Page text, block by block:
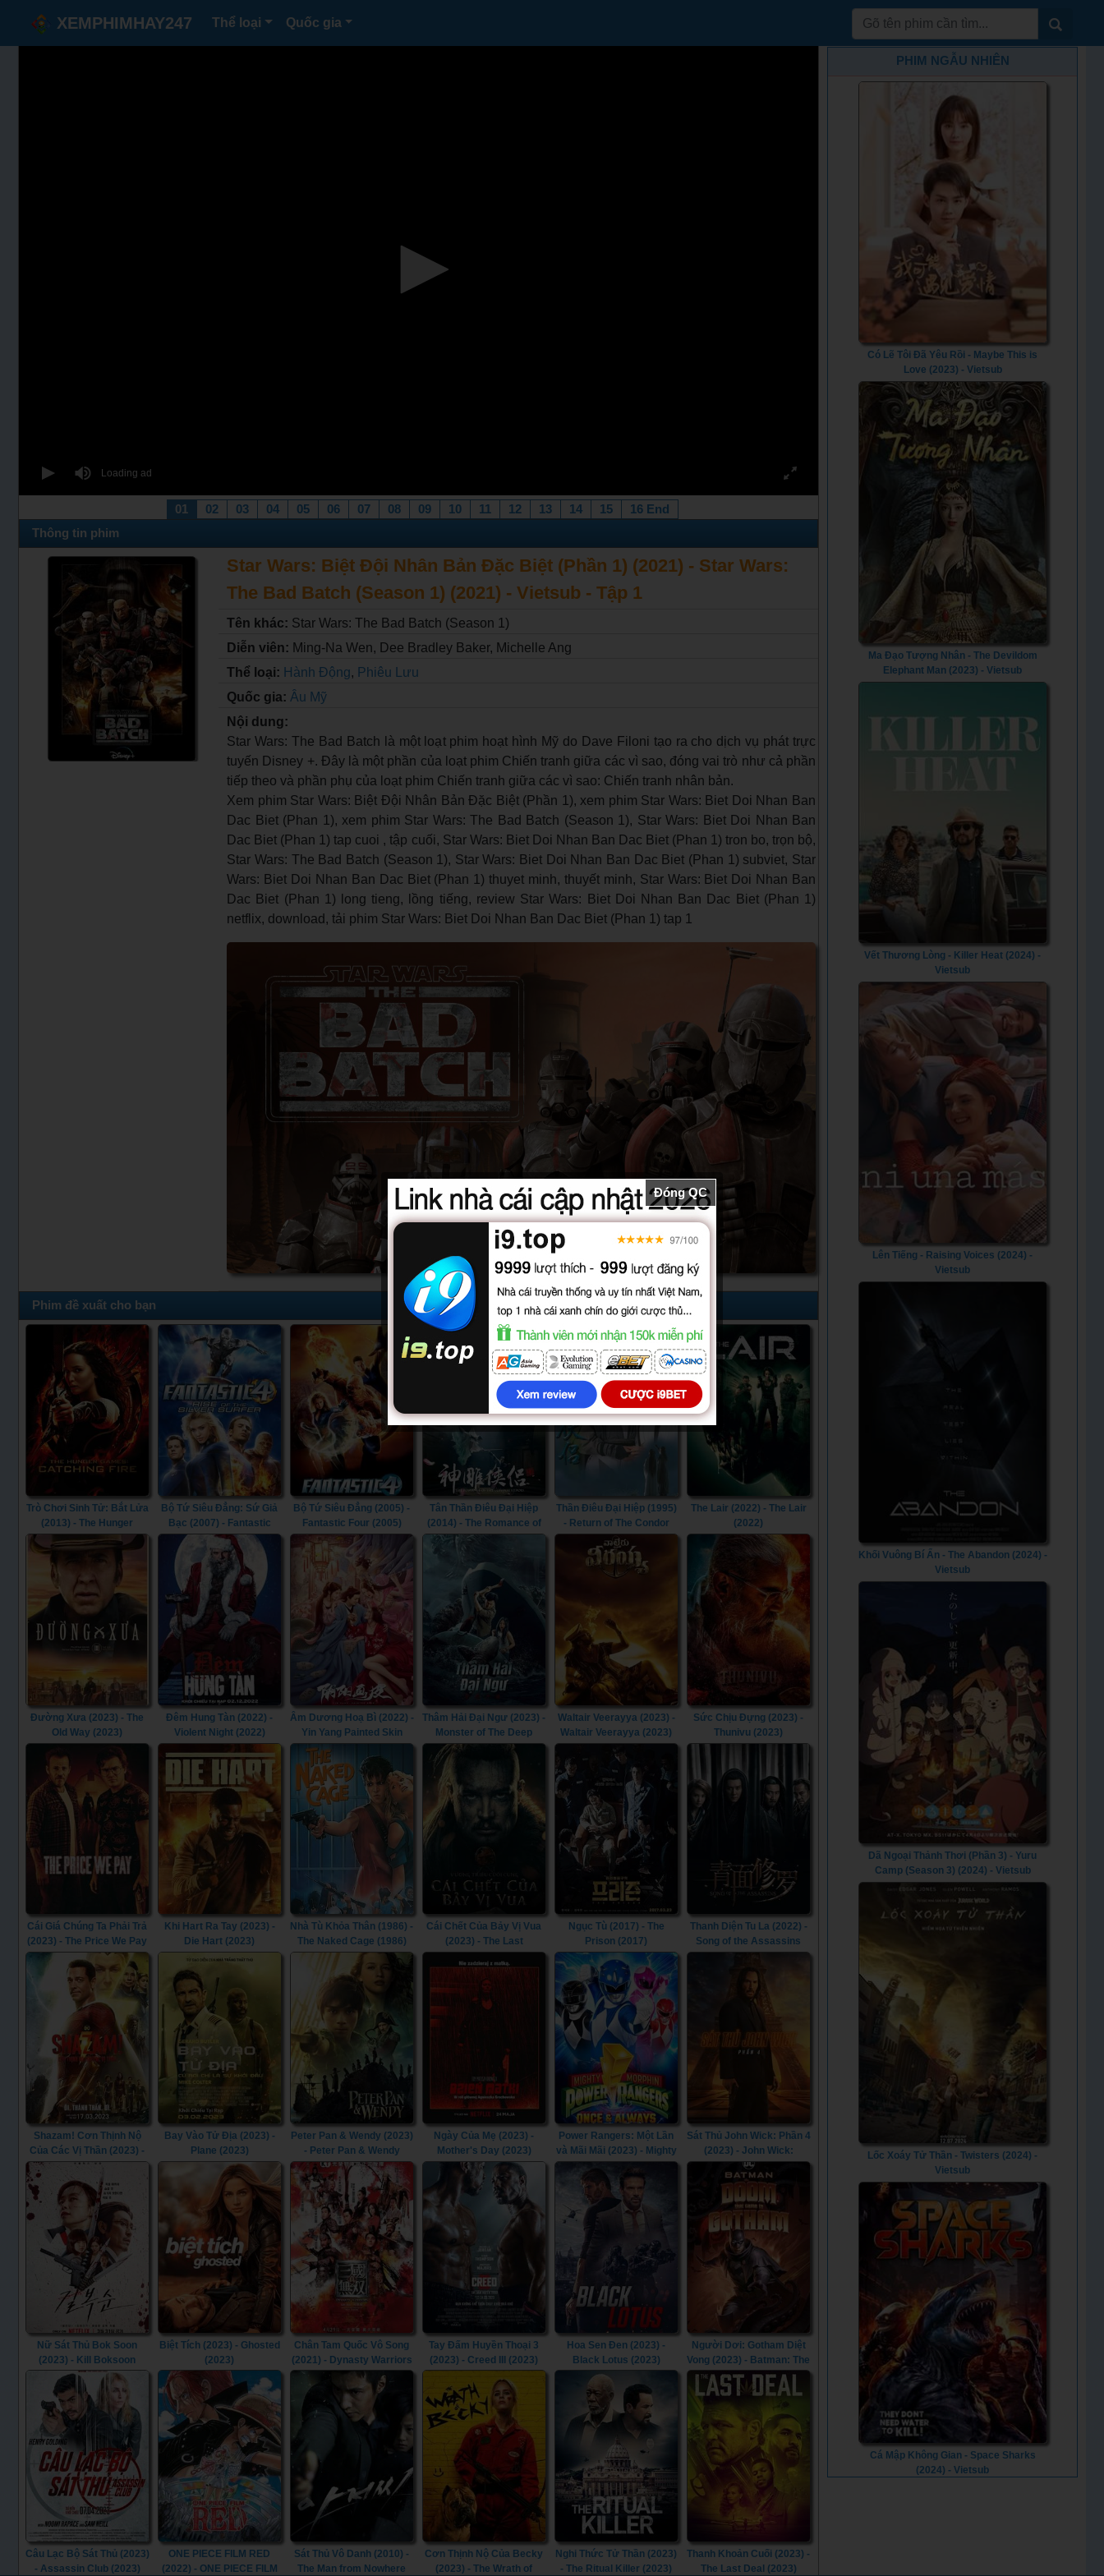
XEMPHIMHAY247 Thể loại Quốc gia
01 02 03 04 05 06 07 08 09 10 11 12 13 14 15
16 End
Thông tin phim
Star Wars: Biệt Đội Nhân Bản Đặc Biệt (Phần 1) (2021) - Star Wars:
The Bad Batch (Season 1) (2021) - Vietsub - Tập 1
Tên khác: Star Wars: The Bad Batch (Season 1)
Diễn viên: Ming-Na Wen, Dee Bradley Baker, Michelle Ang
Thể loại: Hành Động, Phiêu Lưu
Quốc gia: Âu Mỹ
Nội dung:
Star Wars: The Bad Batch là một loạt phim hoạt hình Mỹ do Dave Filoni tạo ra cho dịch vụ phát trực
tuyến Disney +. Đây là một phần của loạt phim Chiến tranh giữa các vì sao, đóng vai trò như cả phần
tiếp theo và phần phụ của loạt phim Chiến tranh giữa các vì sao: Chiến tranh nhân bản.
Xem phim Star Wars: Biệt Đội Nhân Bản Đặc Biệt (Phần 1), xem phim Star Wars: Biet Doi Nhan Ban
Dac Biet (Phan 1), xem phim Star Wars: The Bad Batch (Season 1), Star Wars: Biet Doi Nhan Ban
Dac Biet (Phan 1) tap cuoi , tập cuối, Star Wars: Biet Doi Nhan Ban Dac Biet (Phan 1) tron bo, trọn bộ,
Star Wars: The Bad Batch (Season 1), Star Wars: Biet Doi Nhan Ban Dac Biet (Phan 1) subviet, Star
Wars: Biet Doi Nhan Ban Dac Biet (Phan 1) thuyet minh, thuyết minh, Star Wars: Biet Doi Nhan Ban
Dac Biet (Phan 1) long tieng, lồng tiếng, review Star Wars: Biet Doi Nhan Ban Dac Biet (Phan 1)
netflix, download, tải phim Star Wars: Biet Doi Nhan Ban Dac Biet (Phan 1) tap 1
Phim đề xuất cho bạn
Trò Chơi Sinh Tử: Bắt Lửa
(2013) - The Hunger
Games: Catching Fire
Bộ Tứ Siêu Đẳng: Sứ Giả
Bạc (2007) - Fantastic
Four: Rise of the Silver
Surfer (2007)
Bộ Tứ Siêu Đẳng (2005) -
Fantastic Four (2005)
52/52
Tân Thần Điêu Đại Hiệp
(2014) - The Romance of
the Condor Heroes (2014)
32/32
Thần Điêu Đại Hiệp (1995)
- Return of The Condor
Heroes (1995)
The Lair (2022) - The Lair
(2022)
Đường Xưa (2023) - The
Old Way (2023)
Đêm Hung Tàn (2022) -
Violent Night (2022)
Âm Dương Hoạ Bì (2022) -
Yin Yang Painted Skin
(2022)
Thâm Hải Đại Ngư (2023) -
Monster of The Deep
(2023)
Waltair Veerayya (2023) -
Waltair Veerayya (2023)
Sức Chịu Đựng (2023) -
Thunivu (2023)
Cái Giá Chúng Ta Phải Trả
(2023) - The Price We Pay
(2023)
Khi Hart Ra Tay (2023) -
Die Hart (2023)
Nhà Tù Khỏa Thân (1986) -
The Naked Cage (1986)
Cái Chết Của Bảy Vị Vua
(2023) - The Last
Must Die (2023)
Ngục Tù (2017) - The
Prison (2017)
Thanh Diện Tu La (2022) -
Song of the Assassins
Shazam! Cơn Thịnh Nộ
Của Các Vị Thần (2023) -
Shazam! Fury of the Gods
(2023)
Bay Vào Tử Địa (2023) -
Plane (2023)
Peter Pan & Wendy (2023)
- Peter Pan & Wendy
(2023)
Ngày Của Mẹ (2023) -
Mother's Day (2023)
Power Rangers: Một Lần
và Mãi Mãi (2023) - Mighty
Once & Always (2023)
Sát Thủ John Wick: Phần 4
(2023) - John Wick:
Chapter 4 (2023)
Nữ Sát Thủ Bok Soon
(2023) - Kill Boksoon
(2023)
Biệt Tích (2023) - Ghosted
(2023)
Chân Tam Quốc Vô Song
(2021) - Dynasty Warriors
(2021)
Tay Đấm Huyền Thoại 3
(2023) - Creed III (2023)
Hoa Sen Đen (2023) -
Black Lotus (2023)
Người Dơi: Gotham Diệt
Vong (2023) - Batman: The
Doom That Came to
Gotham (2023)
Câu Lạc Bộ Sát Thủ (2023)
- Assassin Club (2023)
ONE PIECE FILM RED
(2022) - ONE PIECE FILM
Sát Thủ Vô Danh (2010) -
The Man from Nowhere
Cơn Thịnh Nộ Của Becky
(2023) - The Wrath of
Nghi Thức Tử Thần (2023)
- The Ritual Killer (2023)
Thanh Khoản Cuối (2023) -
The Last Deal (2023)
PHIM NGẪU NHIÊN
Có Lẽ Tôi Đã Yêu Rồi - Maybe This is
Love (2023) - Vietsub
Ma Đạo Tượng Nhân - The Devildom
Elephant Man (2023) - Vietsub
Vết Thương Lòng - Killer Heat (2024) -
Vietsub
Lên Tiếng - Raising Voices (2024) -
Vietsub
Khối Vuông Bí Ẩn - The Abandon (2024) -
Vietsub
Dã Ngoại Thảnh Thơi (Phần 3) - Yuru
Camp (Season 3) (2024) - Vietsub
Lốc Xoáy Tử Thần - Twisters (2024) -
Vietsub
Cá Mập Không Gian - Space Sharks
(2024) - Vietsub
Đóng QC